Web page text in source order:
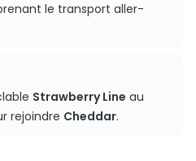
le transport aller-
Strawberry Line au
rejoindre Cheddar.